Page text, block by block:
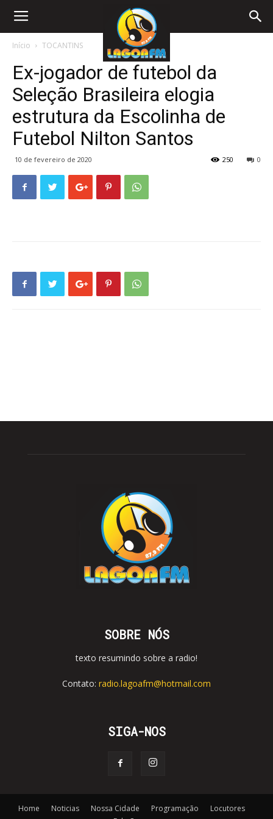
Início TOCANTINS
Ex-jogador de futebol da
Seleção Brasileira elogia
estrutura da Escolinha de
Futebol Nilton Santos
10 de fevereiro de 2020 0
250
SOBRE NÓS
texto resumindo sobre a radio!
Contato: radio.lagoafm@hotmail.com
SIGA-NOS
Home Noticias Nossa Cidade Programação
Locutores